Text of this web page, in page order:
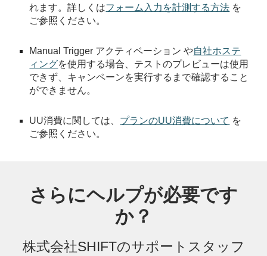
れます。詳しくはフォーム入力を計測する方法 を
ご参照ください。
Manual Trigger アクティベーション や自社ホステ
ィングを使用する場合、テストのプレビューは使用
できず、キャンペーンを実行するまで確認すること
ができません。
UU消費に関しては、 プランのUU消費について を
ご参照ください。
さらにヘルプが必要です
か？
株式会社SHIFTのサポートスタッフ